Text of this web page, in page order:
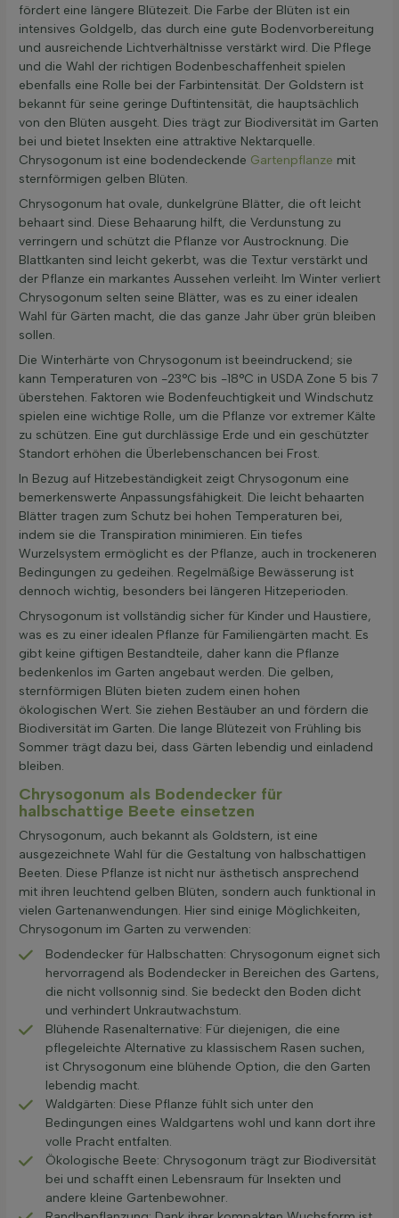
fördert eine längere Blütezeit. Die Farbe der Blüten ist ein
intensives Goldgelb, das durch eine gute Bodenvorbereitung
und ausreichende Lichtverhältnisse verstärkt wird. Die Pflege
und die Wahl der richtigen Bodenbeschaffenheit spielen
ebenfalls eine Rolle bei der Farbintensität. Der Goldstern ist
bekannt für seine geringe Duftintensität, die hauptsächlich
von den Blüten ausgeht. Dies trägt zur Biodiversität im Garten
bei und bietet Insekten eine attraktive Nektarquelle.
Chrysogonum ist eine bodendeckende Gartenpflanze mit
sternförmigen gelben Blüten.
Chrysogonum hat ovale, dunkelgrüne Blätter, die oft leicht
behaart sind. Diese Behaarung hilft, die Verdunstung zu
verringern und schützt die Pflanze vor Austrocknung. Die
Blattkanten sind leicht gekerbt, was die Textur verstärkt und
der Pflanze ein markantes Aussehen verleiht. Im Winter verliert
Chrysogonum selten seine Blätter, was es zu einer idealen
Wahl für Gärten macht, die das ganze Jahr über grün bleiben
sollen.
Die Winterhärte von Chrysogonum ist beeindruckend; sie
kann Temperaturen von -23°C bis -18°C in USDA Zone 5 bis 7
überstehen. Faktoren wie Bodenfeuchtigkeit und Windschutz
spielen eine wichtige Rolle, um die Pflanze vor extremer Kälte
zu schützen. Eine gut durchlässige Erde und ein geschützter
Standort erhöhen die Überlebenschancen bei Frost.
In Bezug auf Hitzebeständigkeit zeigt Chrysogonum eine
bemerkenswerte Anpassungsfähigkeit. Die leicht behaarten
Blätter tragen zum Schutz bei hohen Temperaturen bei,
indem sie die Transpiration minimieren. Ein tiefes
Wurzelsystem ermöglicht es der Pflanze, auch in trockeneren
Bedingungen zu gedeihen. Regelmäßige Bewässerung ist
dennoch wichtig, besonders bei längeren Hitzeperioden.
Chrysogonum ist vollständig sicher für Kinder und Haustiere,
was es zu einer idealen Pflanze für Familiengärten macht. Es
gibt keine giftigen Bestandteile, daher kann die Pflanze
bedenkenlos im Garten angebaut werden. Die gelben,
sternförmigen Blüten bieten zudem einen hohen
ökologischen Wert. Sie ziehen Bestäuber an und fördern die
Biodiversität im Garten. Die lange Blütezeit von Frühling bis
Sommer trägt dazu bei, dass Gärten lebendig und einladend
bleiben.
Chrysogonum als Bodendecker für
halbschattige Beete einsetzen
Chrysogonum, auch bekannt als Goldstern, ist eine
ausgezeichnete Wahl für die Gestaltung von halbschattigen
Beeten. Diese Pflanze ist nicht nur ästhetisch ansprechend
mit ihren leuchtend gelben Blüten, sondern auch funktional in
vielen Gartenanwendungen. Hier sind einige Möglichkeiten,
Chrysogonum im Garten zu verwenden:
Bodendecker für Halbschatten: Chrysogonum eignet sich
hervorragend als Bodendecker in Bereichen des Gartens,
die nicht vollsonnig sind. Sie bedeckt den Boden dicht
und verhindert Unkrautwachstum.
Blühende Rasenalternative: Für diejenigen, die eine
pflegeleichte Alternative zu klassischem Rasen suchen,
ist Chrysogonum eine blühende Option, die den Garten
lebendig macht.
Waldgärten: Diese Pflanze fühlt sich unter den
Bedingungen eines Waldgartens wohl und kann dort ihre
volle Pracht entfalten.
Ökologische Beete: Chrysogonum trägt zur Biodiversität
bei und schafft einen Lebensraum für Insekten und
andere kleine Gartenbewohner.